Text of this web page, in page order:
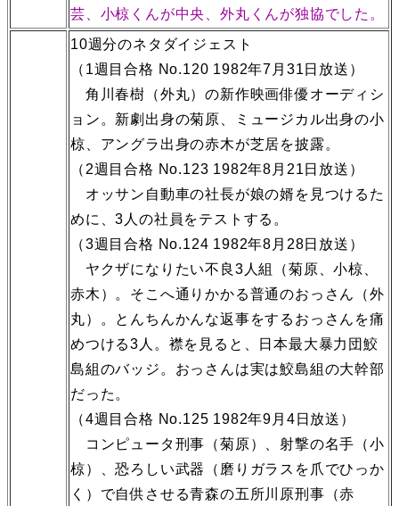
芸、小椋くんが中央、外丸くんが独協でした。
10週分のネタダイジェスト
（1週目合格 No.120 1982年7月31日放送）
角川春樹（外丸）の新作映画俳優オーディシ
ョン。新劇出身の菊原、ミュージカル出身の小
椋、アングラ出身の赤木が芝居を披露。
（2週目合格 No.123 1982年8月21日放送）
オッサン自動車の社長が娘の婿を見つけるた
めに、3人の社員をテストする。
（3週目合格 No.124 1982年8月28日放送）
ヤクザになりたい不良3人組（菊原、小椋、
赤木）。そこへ通りかかる普通のおっさん（外
丸）。とんちんかんな返事をするおっさんを痛
めつける3人。襟を見ると、日本最大暴力団鮫
島組のバッジ。おっさんは実は鮫島組の大幹部
だった。
（4週目合格 No.125 1982年9月4日放送）
コンピュータ刑事（菊原）、射撃の名手（小
椋）、恐ろしい武器（磨りガラスを爪でひっか
く）で自供させる青森の五所川原刑事（赤